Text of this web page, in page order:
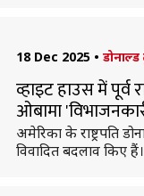
18 Dec 2025 • डोनाल्ड
व्हाइट हाउस में पूर्व
ओबामा
अमेरिका के राष्ट्रपति
विवादित बदलाव किए हैं।